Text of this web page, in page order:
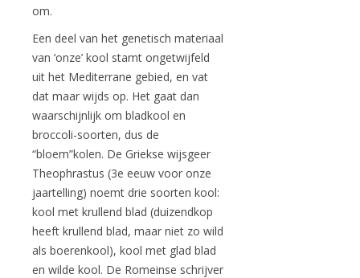
om.
Een deel van het genetisch materiaal
van ‘onze’ kool stamt ongetwijfeld
uit het Mediterrane gebied, en vat
dat maar wijds op. Het gaat dan
waarschijnlijk om bladkool en
broccoli-soorten, dus de
“bloem”kolen. De Griekse wijsgeer
Theophrastus (3e eeuw voor onze
jaartelling) noemt drie soorten kool:
kool met krullend blad (duizendkop
heeft krullend blad, maar niet zo wild
als boerenkool), kool met glad blad
en wilde kool. De Romeinse schrijver